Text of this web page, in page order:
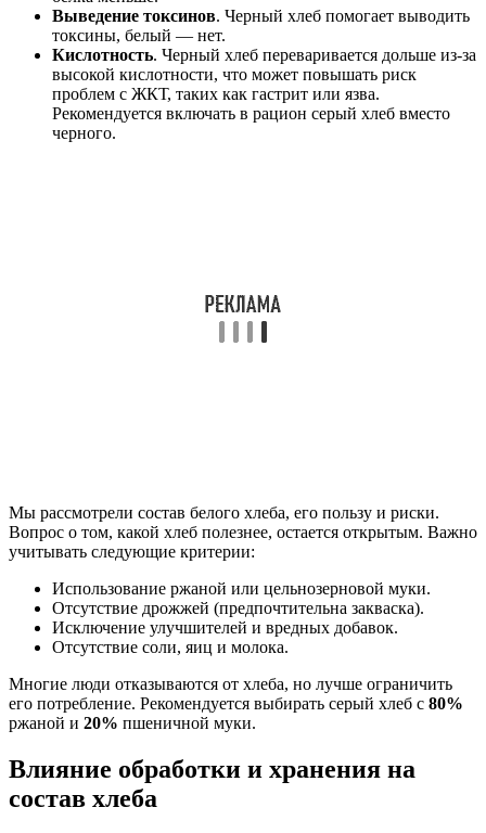
Выведение токсинов. Черный хлеб помогает выводить
токсины, белый — нет.
Кислотность. Черный хлеб переваривается дольше из-за
высокой кислотности, что может повышать риск
проблем с ЖКТ, таких как гастрит или язва.
Рекомендуется включать в рацион серый хлеб вместо
черного.
Мы рассмотрели состав белого хлеба, его пользу и риски.
Вопрос о том, какой хлеб полезнее, остается открытым. Важно
учитывать следующие критерии:
Использование ржаной или цельнозерновой муки.
Отсутствие дрожжей (предпочтительна закваска).
Исключение улучшителей и вредных добавок.
Отсутствие соли, яиц и молока.
Многие люди отказываются от хлеба, но лучше ограничить
его потребление. Рекомендуется выбирать серый хлеб с 80%
ржаной и 20% пшеничной муки.
Влияние обработки и хранения на
состав хлеба